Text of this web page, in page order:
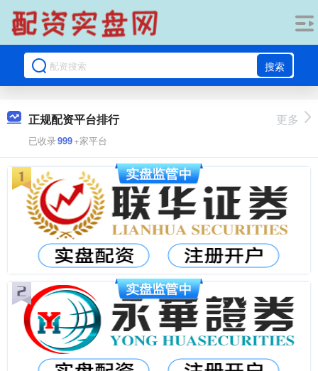
搜索
正规配资平台排行
已收录999+家平台
更多